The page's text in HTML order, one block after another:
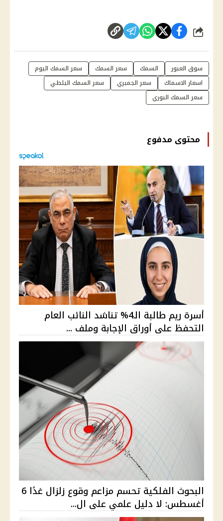
شارك
سوق العبور السمك سعر السمك
سعر السمك اليوم
اسعار الاسماك
سعر الجمبري
سعر السمك البلطي
سعر السمك البوري
محتوى مدفوع
أسرة ريم طالبة الـ4% تناشد النائب العام
التحفظ على أوراق الإجابة وملف ...
البحوث الفلكية تحسم مزاعم وقوع زلزال غدًا 6
أغسطس: لا دليل علمي على ال...